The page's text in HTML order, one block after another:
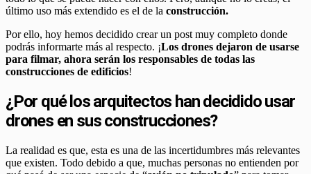
último uso más extendido es el de la construcción.
Por ello, hoy hemos decidido crear un post muy completo donde
podrás informarte más al respecto. ¡Los drones dejaron de usarse
para filmar, ahora serán los responsables de todas las
construcciones de edificios!
¿Por qué los arquitectos han decidido usar
drones en sus construcciones?
La realidad es que, esta es una de las incertidumbres más relevantes
que existen. Todo debido a que, muchas personas no entienden por